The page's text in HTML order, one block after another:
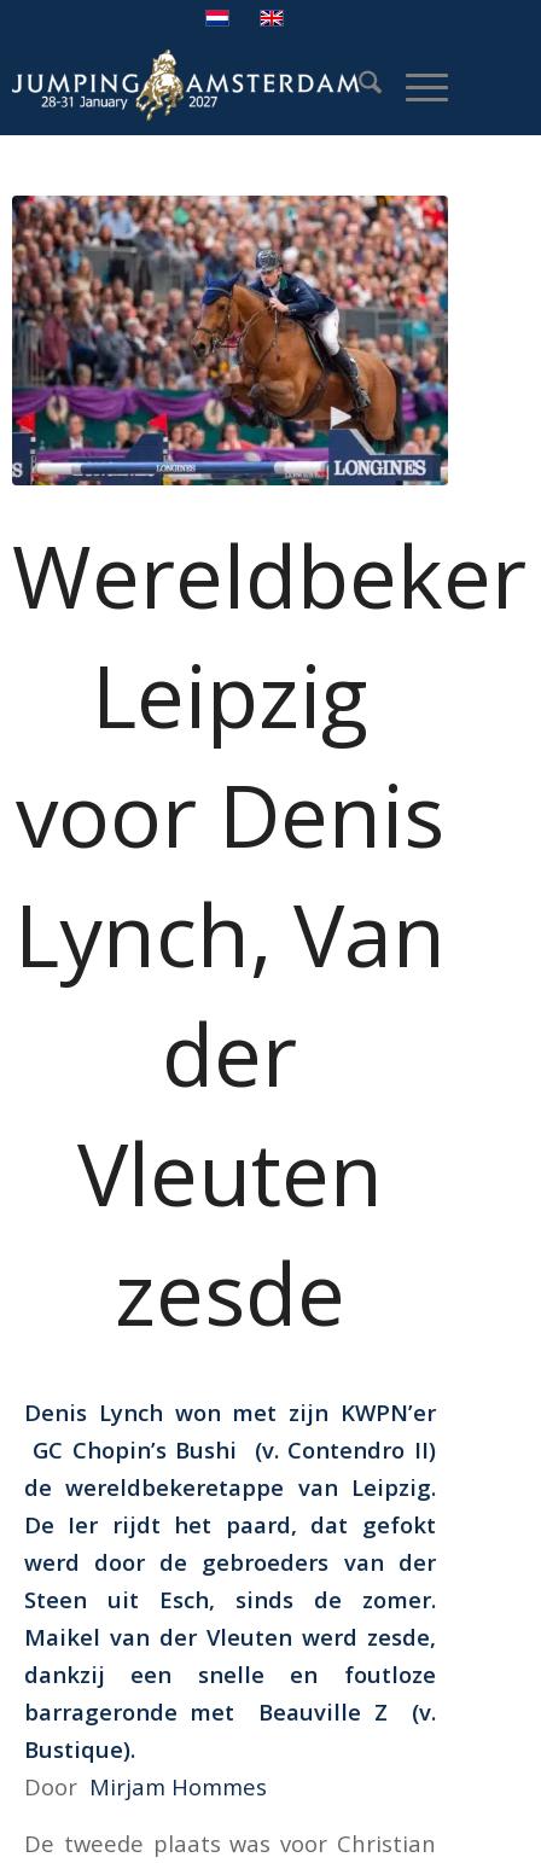
Wereldbeker
Leipzig
voor Denis
Lynch, Van
der
Vleuten
zesde
Denis Lynch won met zijn KWPN’er
GC Chopin’s Bushi (v. Contendro II)
de wereldbekeretappe van Leipzig.
De Ier rijdt het paard, dat gefokt
werd door de gebroeders van der
Steen uit Esch, sinds de zomer.
Maikel van der Vleuten werd zesde,
dankzij een snelle en foutloze
barrageronde met Beauville Z (v.
Bustique).
Door Mirjam Hommes
De tweede plaats was voor Christian